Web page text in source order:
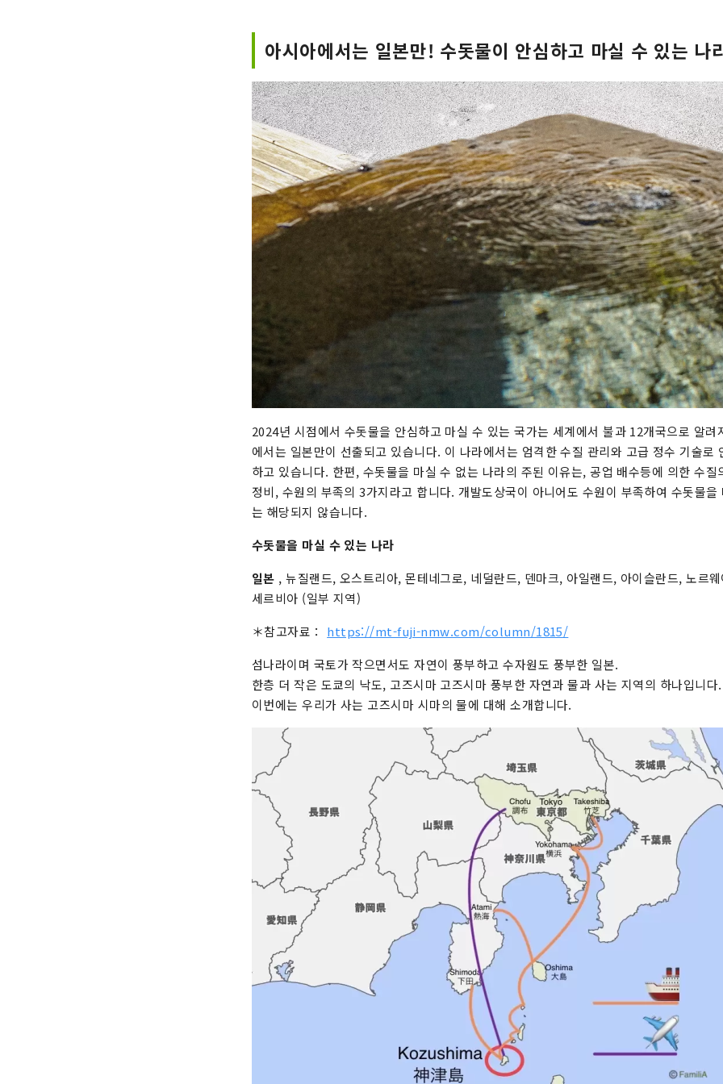
아시아에서는 일본만! 수돗물이 안심하고 마실 수 있는 나
2024년 시점에서 수돗물을 안심하고 마실 수 있는 국가는 세계에서 불과 12개국으로 알려
에서는 일본만이 선출되고 있습니다. 이 나라에서는 엄격한 수질 관리와 고급 정수 기술로
하고 있습니다. 한편, 수돗물을 마실 수 없는 나라의 주된 이유는, 공업 배수등에 의한 수질
정비, 수원의 부족의 3가지라고 합니다. 개발도상국이 아니어도 수원이 부족하여 수돗물
는 해당되지 않습니다.
수돗물을 마실 수 있는 나라
일본 , 뉴질랜드, 오스트리아, 몬테네그로, 네덜란드, 덴마크, 아일랜드, 아이슬란드, 노르
세르비아 (일부 지역)
＊참고자료： https://mt-fuji-nmw.com/column/1815/
섬나라이며 국토가 작으면서도 자연이 풍부하고 수자원도 풍부한 일본.
한층 더 작은 도쿄의 낙도, 고즈시마 고즈시마 풍부한 자연과 물과 사는 지역의 하나입니다.
이번에는 우리가 사는 고즈시마 시마의 물에 대해 소개합니다.